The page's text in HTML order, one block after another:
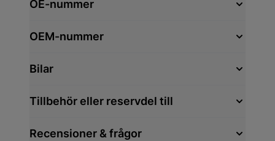
OE-nummer
OEM-nummer
Bilar
Tillbehör eller reservdel till
Recensioner & frågor